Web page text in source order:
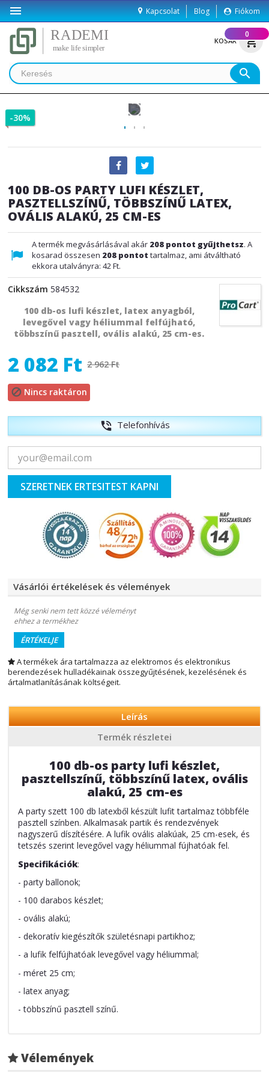
 Kapcsolat Blog Fiókom
KOSÁR shopping_cart
0
search
-30%
100 DB-OS PARTY LUFI KÉSZLET,
PASZTELLSZÍNŰ, TÖBBSZÍNŰ LATEX,
OVÁLIS ALAKÚ, 25 CM-ES
A termék megvásárlásával akár 208 pontot gyűjthetsz. A
kosarad összesen 208 pontot tartalmaz, ami átváltható
ekkora utalványra: 42 Ft.
Cikkszám 584532
100 db-os lufi készlet, latex anyagból,
levegővel vagy héliummal felfújható,
többszínű pasztell, ovális alakú, 25 cm-es.
2 082 Ft 2 962 Ft
 Nincs raktáron
phone_in_talk Telefonhívás
SZERETNEK ERTESITEST KAPNI
Vásárlói értékelések és vélemények
Még senki nem tett közzé véleményt
ehhez a termékhez
ÉRTÉKELJE
A termékek ára tartalmazza az elektromos és elektronikus
berendezések hulladékainak összegyűjtésének, kezelésének és
ártalmatlanításának költségeit.
Leírás
Termék részletei
100 db-os party lufi készlet,
pasztellszínű, többszínű latex, ovális
alakú, 25 cm-es
A party szett 100 db latexből készült lufit tartalmaz többféle
pasztell színben. Alkalmasak partik és rendezvények
nagyszerű díszítésére. A lufik ovális alakúak, 25 cm-esek, és
tetszés szerint levegővel vagy héliummal fújhatóak fel.
Specifikációk:
- party ballonok;
- 100 darabos készlet;
- ovális alakú;
- dekoratív kiegészítők születésnapi partikhoz;
- a lufik felfújhatóak levegővel vagy héliummal;
- méret 25 cm;
- latex anyag;
- többszínű pasztell színű.
Vélemények